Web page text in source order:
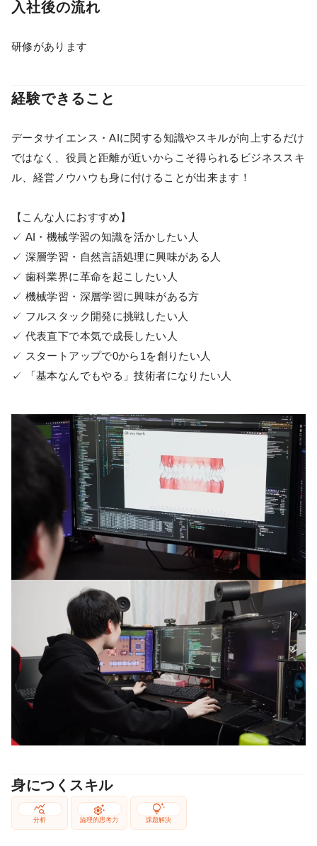
入社後の流れ
研修があります
経験できること
データサイエンス・AIに関する知識やスキルが向上するだけ
ではなく、役員と距離が近いからこそ得られるビジネススキ
ル、経営ノウハウも身に付けることが出来ます！
【こんな人におすすめ】
✓ AI・機械学習の知識を活かしたい人
✓ 深層学習・自然言語処理に興味がある人
✓ 歯科業界に革命を起こしたい人
✓ 機械学習・深層学習に興味がある方
✓ フルスタック開発に挑戦したい人
✓ 代表直下で本気で成長したい人
✓ スタートアップで0から1を創りたい人
✓ 「基本なんでもやる」技術者になりたい人
身につくスキル
query_stats
分析
settings_suggest
論理的思考力
tips_and_updates
課題解決